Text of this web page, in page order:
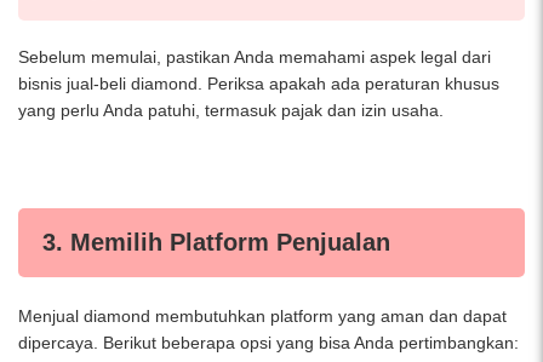
Sebelum memulai, pastikan Anda memahami aspek legal dari
bisnis jual-beli diamond. Periksa apakah ada peraturan khusus
yang perlu Anda patuhi, termasuk pajak dan izin usaha.
3. Memilih Platform Penjualan
Menjual diamond membutuhkan platform yang aman dan dapat
dipercaya. Berikut beberapa opsi yang bisa Anda pertimbangkan: